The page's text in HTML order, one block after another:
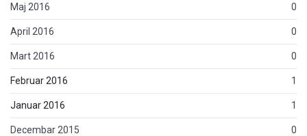
Maj 2016 0
April 2016 0
Mart 2016 0
Februar 2016 1
Januar 2016 1
Decembar 2015 0